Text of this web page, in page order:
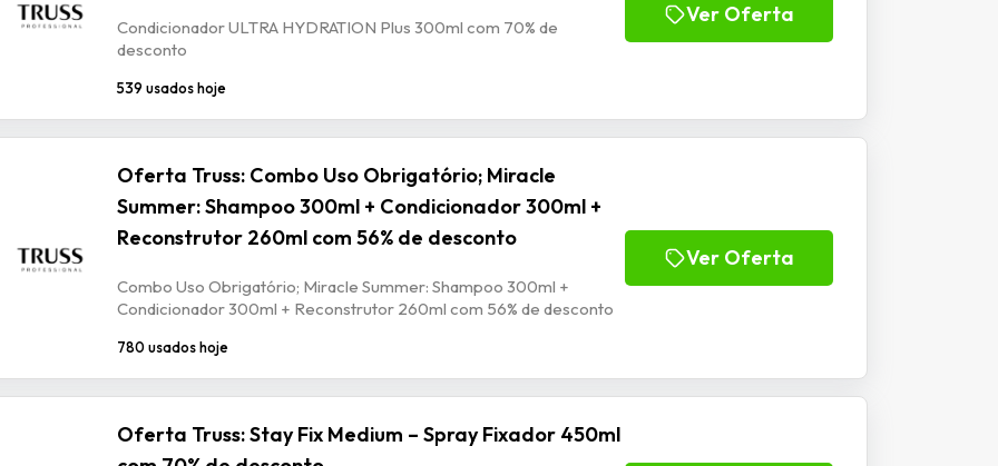
Condicionador ULTRA HYDRATION Plus 300ml com 70% de
desconto
539 usados hoje
Ver Oferta
Oferta Truss: Combo Uso Obrigatório; Miracle
Summer: Shampoo 300ml + Condicionador 300ml +
Reconstrutor 260ml com 56% de desconto
Combo Uso Obrigatório; Miracle Summer: Shampoo 300ml +
Condicionador 300ml + Reconstrutor 260ml com 56% de desconto
780 usados hoje
Ver Oferta
Oferta Truss: Stay Fix Medium – Spray Fixador 450ml